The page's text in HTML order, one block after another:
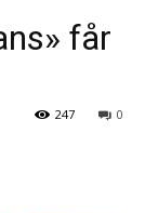
får
0
247